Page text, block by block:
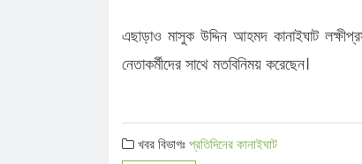
এছাড়াও মাসুক উদ্দিন আহমদ কানাইঘাট
নেতাকর্মীদের সাথে মতবিনিময় করেছেন।
খবর বিভাগঃপ্রতিদিনের কানাইঘাট